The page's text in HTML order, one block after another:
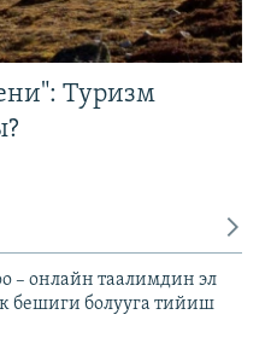
Туризм
– онлайн таалимдин эл
бешиги болууга тийиш